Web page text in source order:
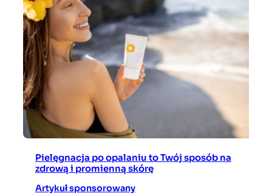
Pielęgnacja po opalaniu to Twój sposób na
zdrową i promienną skórę
Artykuł sponsorowany